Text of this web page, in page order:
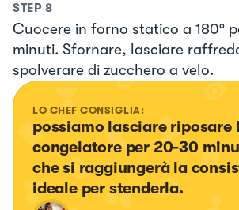
STEP 8
Cuocere in forno statico a 180°
minuti. Sfornare, lasciare
spolverare di zucchero a velo.
LO CHEF CONSIGLIA:
possiamo lasciare riposare
congelatore per 20-30
che si raggiungerà la
ideale per stenderla.